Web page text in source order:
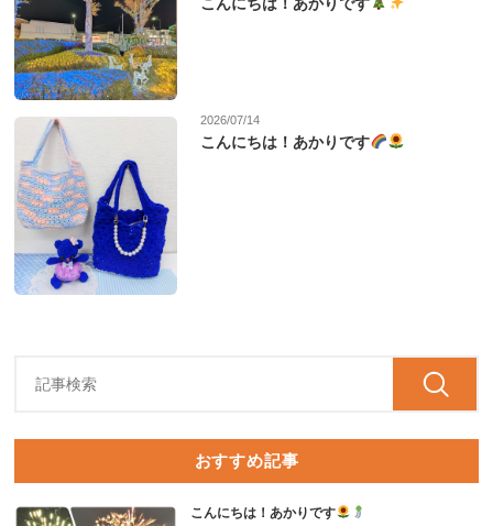
2026/07/14
こんにちは！あかりです
おすすめ記事
こんにちは！あかりです